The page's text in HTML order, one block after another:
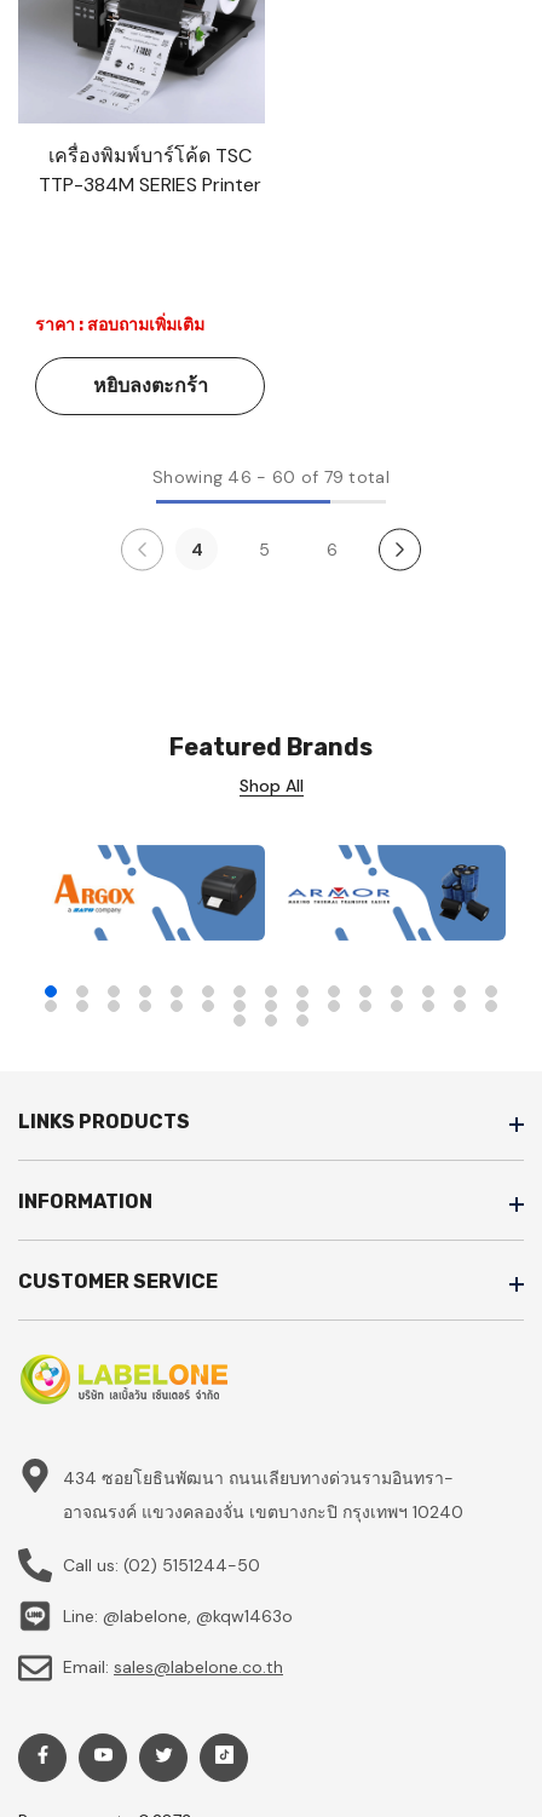
เครื่องพิมพ์บาร์โค้ด TSC
TTP-384M SERIES Printer
ราคา : สอบถามเพิ่มเติม
หยิบลงตะกร้า
Showing 46 - 60 of 79 total
4 5 6
Featured Brands
Shop All
LINKS PRODUCTS
INFORMATION
CUSTOMER SERVICE
434 ซอยโยธินพัฒนา ถนนเลียบทางด่วนรามอินทรา-
อาจณรงค์ แขวงคลองจั่น เขตบางกะปิ กรุงเทพฯ 10240
Call us: (02) 5151244-50
Line: @labelone, @kqw1463o
Email: sales@labelone.co.th